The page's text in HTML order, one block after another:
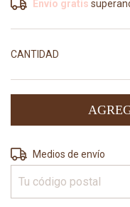
Envío gratis
CANTIDAD
Entregas para el CP:
Medios de envío